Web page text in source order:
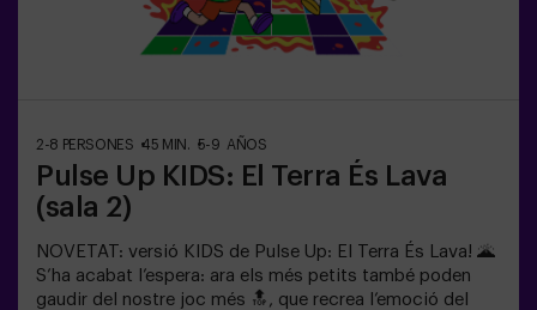
divertida.✅ Ideal per a nens | famílies | festes
infantilsImportant: els infants han d’anar acompanyats
d’un adult, que també compta com a jugador.
2-8 PERSONES 45 MIN. 5-9 AÑOS
Pulse Up KIDS: El Terra És Lava
(sala 2)
NOVETAT: versió KIDS de Pulse Up: El Terra És Lava! 🌋
S’ha acabat l’espera: ara els més petits també poden
gaudir del nostre joc més 🔝, que recrea l’emoció del